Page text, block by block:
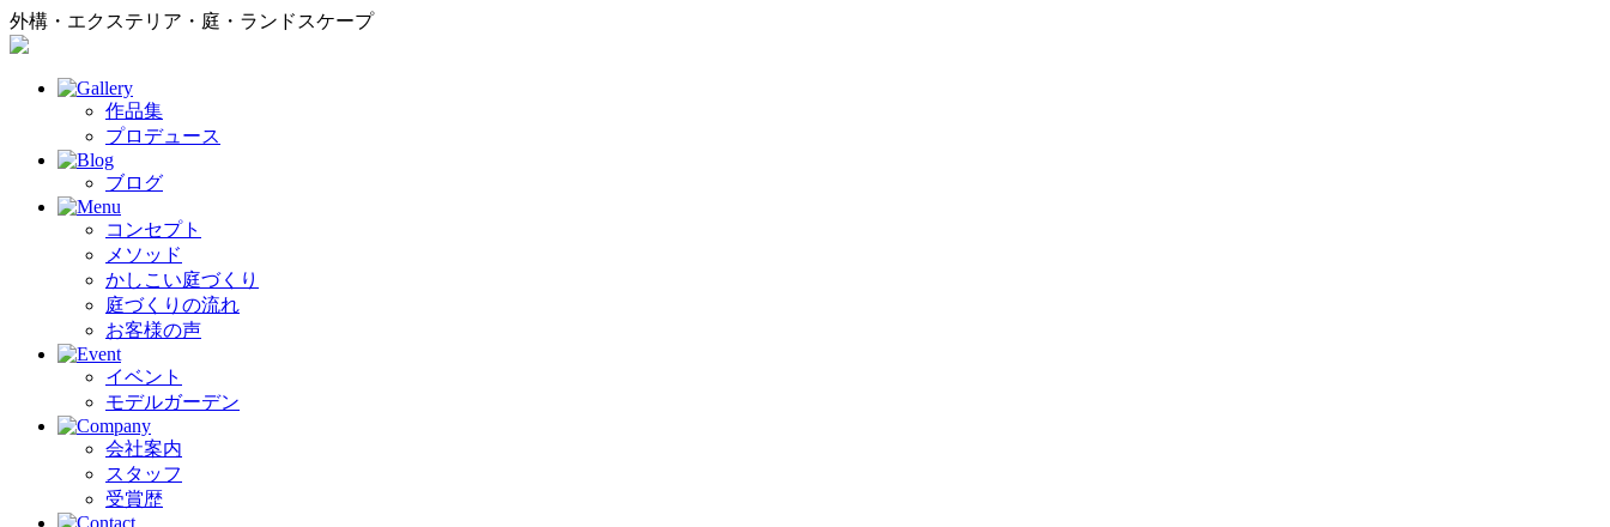
外構・エクステリア・庭・ランドスケープ
作品集
プロデュース
ブログ
コンセプト
メソッド
かしこい庭づくり
庭づくりの流れ
お客様の声
イベント
モデルガーデン
会社案内
スタッフ
受賞歴